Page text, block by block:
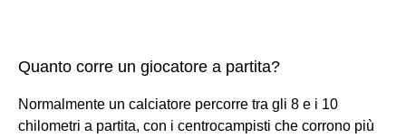
Quanto corre un giocatore a partita?
Normalmente un calciatore percorre tra gli 8 e i 10
chilometri a partita, con i centrocampisti che corrono più